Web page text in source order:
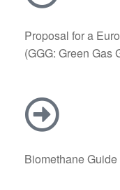
Proposal for a
(GGG: Green Gas
Biomethane